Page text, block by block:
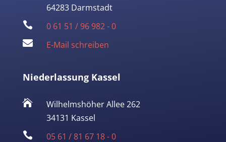
64283 Darmstadt
 0 61 51 / 96 982 - 0
 E-Mail schreiben
Niederlassung Kassel

Wilhelmshöher Allee 262
34131 Kassel
 05 61 / 81 67 18 - 0